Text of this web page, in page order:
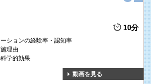
10分
ションの経験率・認知率
理由
学的効果
動画を見る